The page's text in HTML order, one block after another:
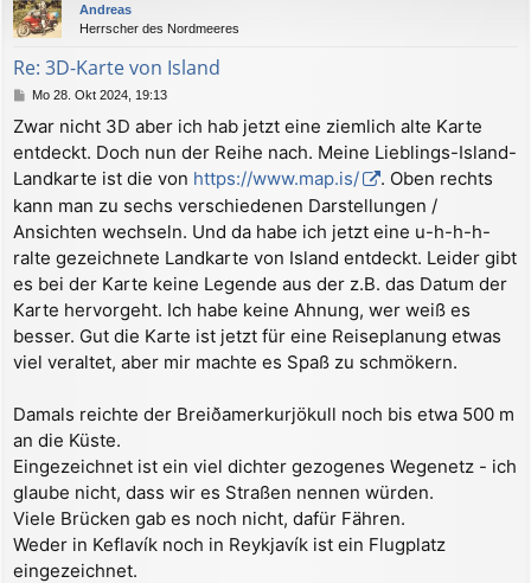
Andreas
Herrscher des Nordmeeres
Re: 3D-Karte von Island
B
i
t
a
g
Mo 28. Okt 2024, 19:13
Zwar nicht 3D aber ich hab jetzt eine ziemlich alte Karte
entdeckt. Doch nun der Reihe nach. Meine Lieblings-Island-
Landkarte ist die von https://www.map.is/
. Oben rechts
kann man zu sechs verschiedenen Darstellungen /
Ansichten wechseln. Und da habe ich jetzt eine u-h-h-h-
ralte gezeichnete Landkarte von Island entdeckt. Leider gibt
es bei der Karte keine Legende aus der z.B. das Datum der
Karte hervorgeht. Ich habe keine Ahnung, wer weiß es
besser. Gut die Karte ist jetzt für eine Reiseplanung etwas
viel veraltet, aber mir machte es Spaß zu schmökern.
Damals reichte der Breiðamerkurjökull noch bis etwa 500 m
an die Küste.
Eingezeichnet ist ein viel dichter gezogenes Wegenetz - ich
glaube nicht, dass wir es Straßen nennen würden.
Viele Brücken gab es noch nicht, dafür Fähren.
Weder in Keflavík noch in Reykjavík ist ein Flugplatz
eingezeichnet.